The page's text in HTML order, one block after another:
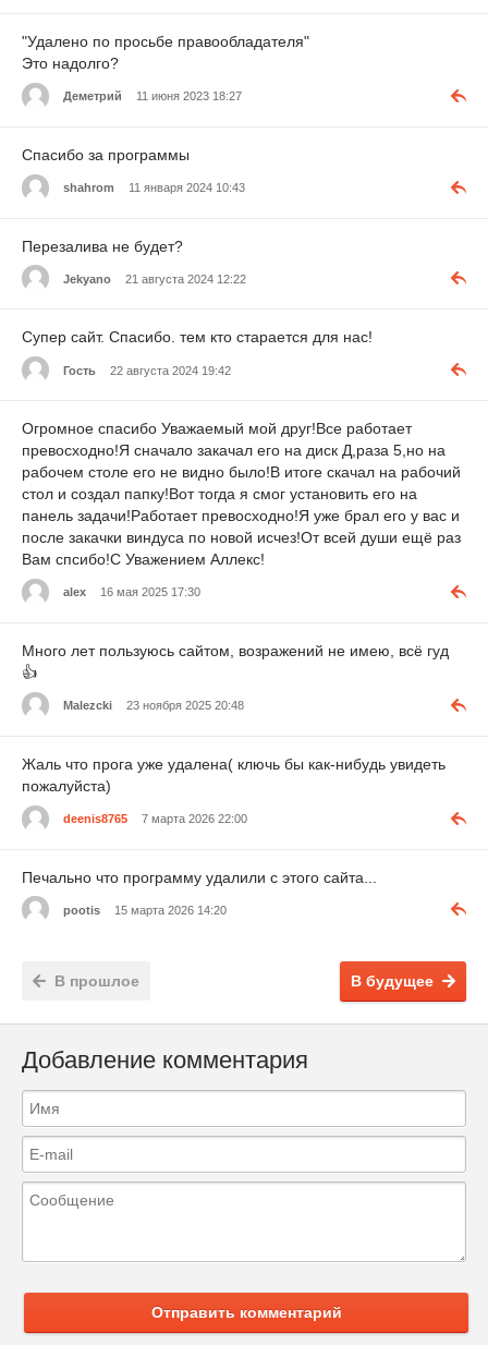
"Удалено по просьбе правообладателя"
Это надолго?
Деметрий 11 июня 2023 18:27
Спасибо за программы
shahrom 11 января 2024 10:43
Перезалива не будет?
Jekyano 21 августа 2024 12:22
Супер сайт. Спасибо. тем кто старается для нас!
Гость 22 августа 2024 19:42
Огромное спасибо Уважаемый мой друг!Все работает
превосходно!Я сначало закачал его на диск Д,раза 5,но на
рабочем столе его не видно было!В итоге скачал на рабочий
стол и создал папку!Вот тогда я смог установить его на
панель задачи!Работает превосходно!Я уже брал его у вас и
после закачки виндуса по новой исчез!От всей души ещё раз
Вам спсибо!С Уважением Аллекс!
alex 16 мая 2025 17:30
Много лет пользуюсь сайтом, возражений не имею, всё гуд
👍
Malezcki 23 ноября 2025 20:48
Жаль что прога уже удалена( ключь бы как-нибудь увидеть
пожалуйста)
deenis8765 7 марта 2026 22:00
Печально что программу удалили с этого сайта...
pootis 15 марта 2026 14:20
В будущее
В прошлое
Добавление комментария
Отправить комментарий